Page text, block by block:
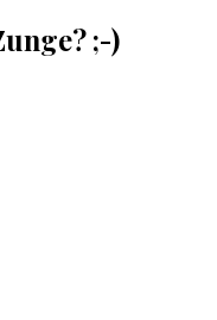
;-)